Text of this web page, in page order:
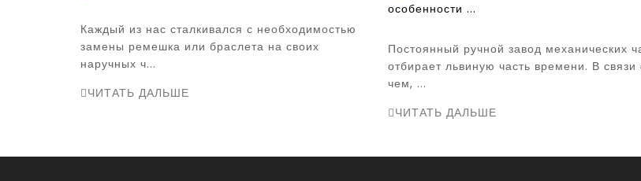
Каждый из нас сталкивался с необходимостью
замены ремешка или браслета на своих
наручных ч...
ЧИТАТЬ ДАЛЬШЕ
особенности ...
Постоянный ручной завод механических
отбирает львиную часть времени. В связи
чем, ...
ЧИТАТЬ ДАЛЬШЕ